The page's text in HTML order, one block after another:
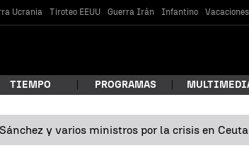
Ucrania Tiroteo EEUU Guerra Irán Infantino
TIEMPO PROGRAMAS
y varios ministros por la crisis en Ceuta